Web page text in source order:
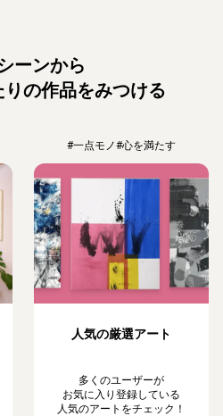
ーンから
の作品をみつける
#一点モノ#心を満たす
人気の厳選アート
多くのユーザーが
お気に入り登録している
人気のアートをチェック！